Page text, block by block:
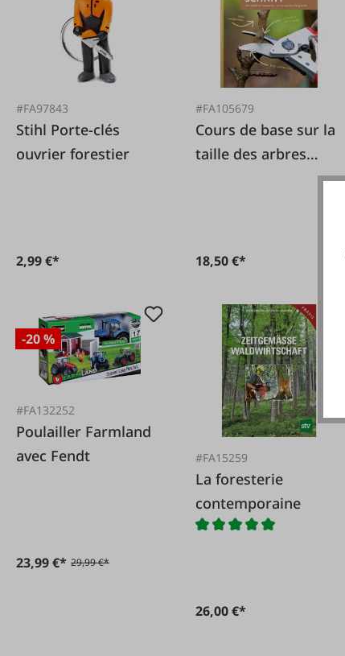
#FA97843
Stihl Porte-clés
ouvrier forestier
2,99 €*
#FA105679
Cours de base sur la
taille des arbres
18,50 €*
-20 %
#FA132252
Poulailler Farmland
avec Fendt
23,99 €* 29,99 €*
#FA15259
La foresterie
contemporaine
26,00 €*